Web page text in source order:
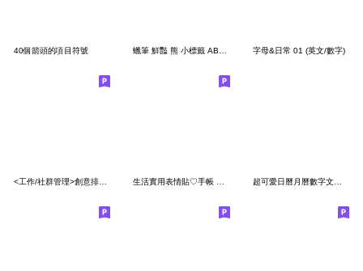
40個箭頭的項目符號 蠟筆 鮮豔 熊 小標籤 ABC 123 英文 數字 字母&日常 01 (英文/數字)
超可愛日曆月曆數字文字貼